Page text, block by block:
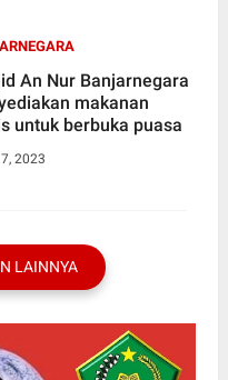
An Nur Banjarnegara
makanan
Gratis untuk berbuka puasa
2023
LAINNYA